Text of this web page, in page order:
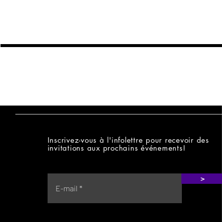
Inscrivez-vous à l'infolettre pour recevoir des
invitations aux prochains événements!
>